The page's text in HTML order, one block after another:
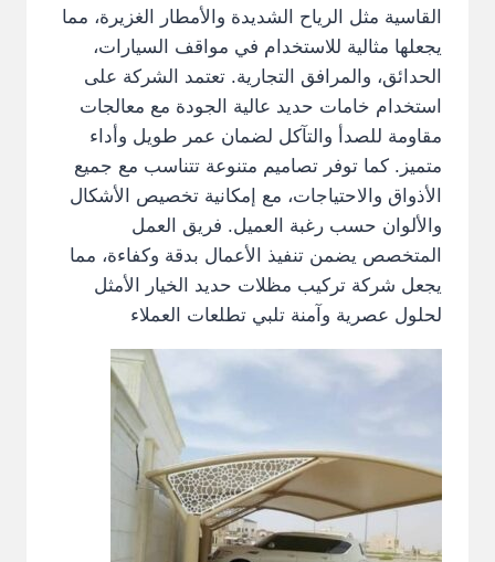
القاسية مثل الرياح الشديدة والأمطار الغزيرة، مما
يجعلها مثالية للاستخدام في مواقف السيارات،
الحدائق، والمرافق التجارية. تعتمد الشركة على
استخدام خامات حديد عالية الجودة مع معالجات
مقاومة للصدأ والتآكل لضمان عمر طويل وأداء
متميز. كما توفر تصاميم متنوعة تتناسب مع جميع
الأذواق والاحتياجات، مع إمكانية تخصيص الأشكال
والألوان حسب رغبة العميل. فريق العمل
المتخصص يضمن تنفيذ الأعمال بدقة وكفاءة، مما
يجعل شركة تركيب مظلات حديد الخيار الأمثل
لحلول عصرية وآمنة تلبي تطلعات العملاء